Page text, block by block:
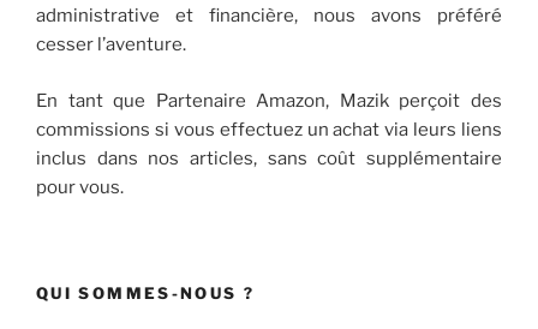
administrative et financière, nous avons préféré
cesser l’aventure.
En tant que Partenaire Amazon, Mazik perçoit des
commissions si vous effectuez un achat via leurs liens
inclus dans nos articles, sans coût supplémentaire
pour vous.
QUI SOMMES-NOUS ?